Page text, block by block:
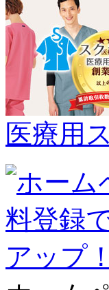
医療用